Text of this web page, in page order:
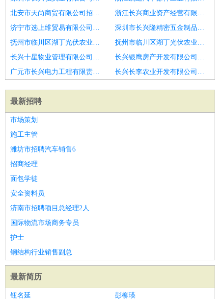
北安市天尚商贸有限公司招聘发型师
浙江长兴商业资产经营有限公司招聘发型师
济宁市选上维贸易有限公司招聘济宁市招聘发型师11
深圳市长兴隆精密五金制品有限公司招聘发型师
抚州市临川区湖丁光伏农业专业合作社招聘发型师
抚州市临川区湖丁光伏农业专业合作社招聘发型师
长兴十星物业管理有限公司招聘发型师
长兴银鹰房产开发有限公司招聘发型师
广元市长兴电力工程有限责任公司招聘潍坊市招聘发型师6
长兴长李农业开发有限公司招聘发型师
最新招聘
市场策划
施工主管
潍坊市招聘汽车销售6
招商经理
面包学徒
安全资料员
济南市招聘项目总经理2人
国际物流市场商务专员
护士
钢结构行业销售副总
最新简历
钮名延 彭柳瑛